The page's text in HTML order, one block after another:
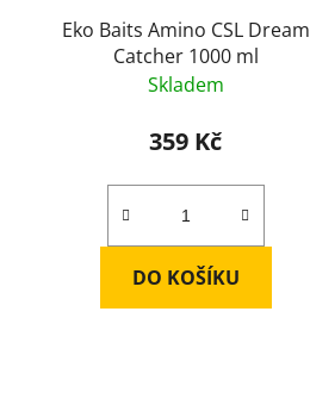
Eko Baits Amino CSL Dream
Catcher 1000 ml
Skladem
359 Kč
DO KOŠÍKU